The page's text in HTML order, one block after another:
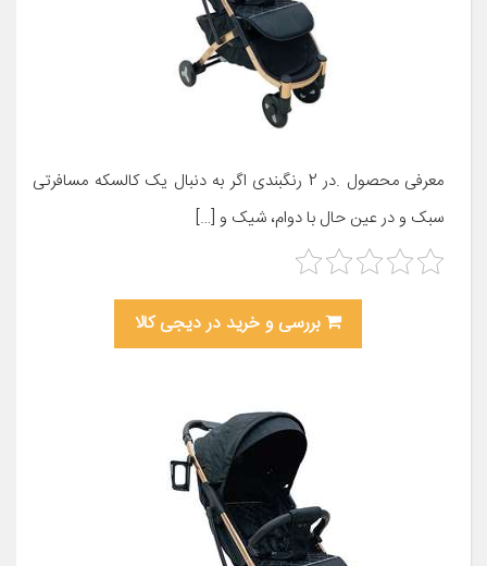
معرفی محصول .در 2 رنگبندی اگر به دنبال یک کالسکه مسافرتی
سبک و در عین حال با دوام، شیک و […]
بررسی و خرید در دیجی کالا